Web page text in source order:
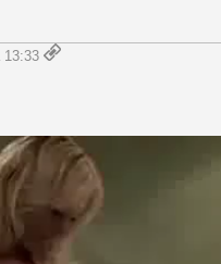
13:33